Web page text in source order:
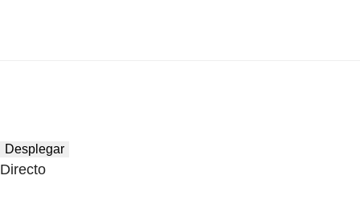
Desplegar
Directo